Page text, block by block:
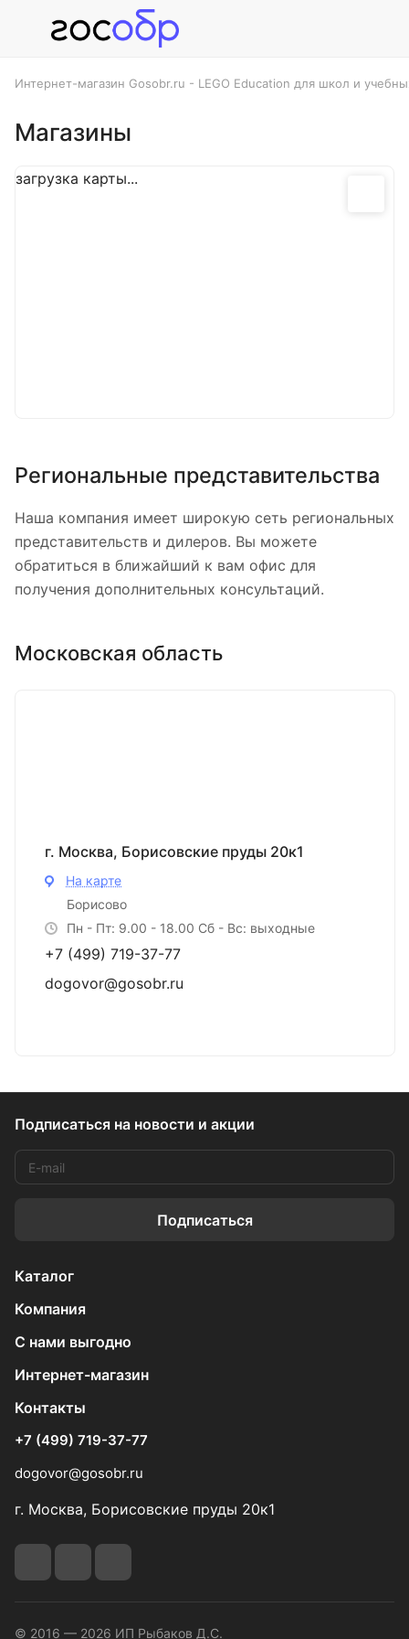
Интернет-магазин Gosobr.ru - LEGO Education для школ и
Магазины
загрузка карты...
Региональные представительства
Наша компания имеет широкую сеть региональных
представительств и дилеров. Вы можете
обратиться в ближайший к вам офис для
получения дополнительных консультаций.
Московская область
г. Москва, Борисовские пруды 20к1
На карте
Борисово
Пн - Пт: 9.00 - 18.00 Сб - Вс: выходные
+7 (499) 719-37-77
dogovor@gosobr.ru
Подписаться на новости и акции
Подписаться
Каталог
Компания
С нами выгодно
Интернет-магазин
Контакты
+7 (499) 719-37-77
dogovor@gosobr.ru
г. Москва, Борисовские пруды 20к1
© 2016 — 2026 ИП Рыбаков Д.С.
Ваше имя*
Введите текст с